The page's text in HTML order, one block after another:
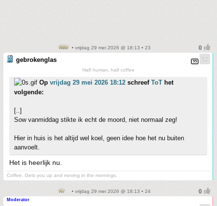
• vrijdag 29 mei 2026 @ 18:13 • 23
gebrokenglas
Half human, half coffee
Op vrijdag 29 mei 2026 18:12 schreef ToT het
volgende:
[..]
Sow vanmiddag stikte ik echt de moord, niet normaal zeg!
Hier in huis is het altijd wel koel, geen idee hoe het nu buiten
aanvoelt.
Het is heerlijk nu.
Coffee. Gets you up and moving in the mornings.
• vrijdag 29 mei 2026 @ 18:13 • 24
Moderator